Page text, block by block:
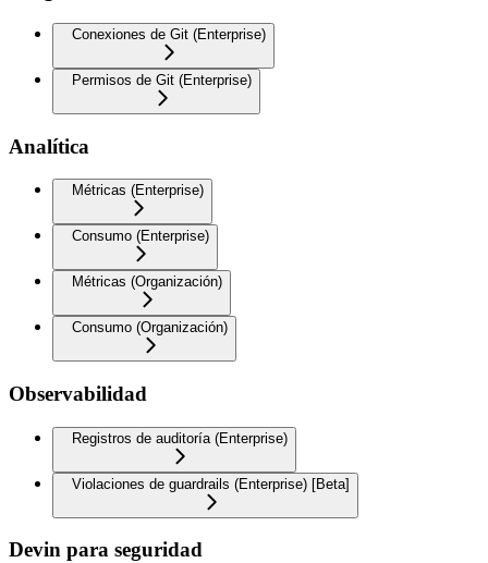
Conexiones de Git (Enterprise)
Permisos de Git (Enterprise)
Analítica
Métricas (Enterprise)
Consumo (Enterprise)
Métricas (Organización)
Consumo (Organización)
Observabilidad
Registros de auditoría (Enterprise)
Violaciones de guardrails (Enterprise) [Beta]
Devin para seguridad